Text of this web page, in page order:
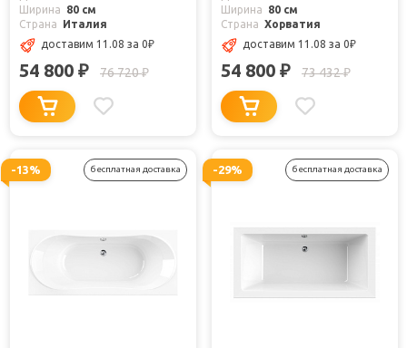
Ширина
80 см
Страна
Италия
доставим 11.08 за 0₽
54 800 ₽ 76 720₽
Ширина
80 см
Страна Хорватия
доставим 11.08 за 0₽
54 800 ₽ 73 432₽
-13% бесплатная доставка -29% бесплатная доставка